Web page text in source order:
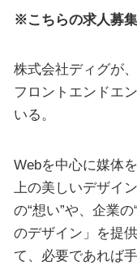
※こちらの求人募集
株式会社ディグが
フロントエンドエ
いる。
Webを中心に媒体
上の美しいデザイ
の“想い”や、企業
のデザイン」を提
て、必要であれば